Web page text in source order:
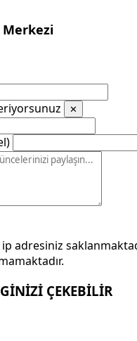
Merkezi
✕
adresiniz
ÇEKEBİLİR